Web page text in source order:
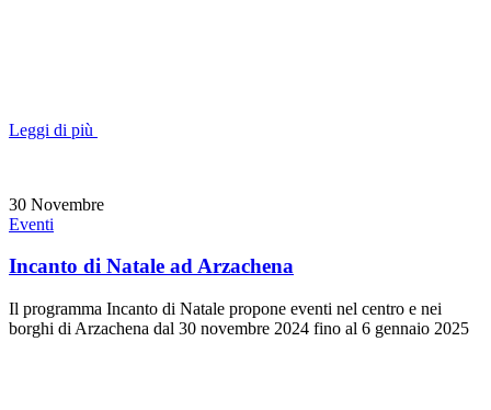
Leggi di più
30 Novembre
Eventi
Incanto di Natale ad Arzachena
Il programma Incanto di Natale propone eventi nel centro e nei
borghi di Arzachena dal 30 novembre 2024 fino al 6 gennaio 2025